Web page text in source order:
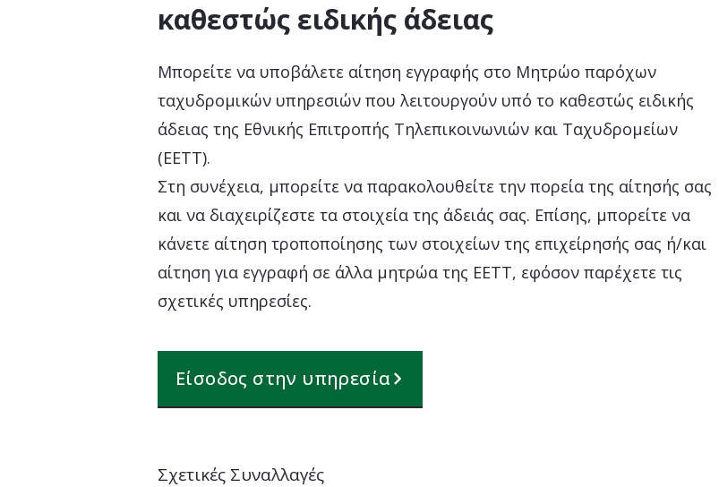
καθεστώς ειδικής άδειας
Μπορείτε να υποβάλετε αίτηση εγγραφής στο Μητρώο παρόχων
ταχυδρομικών υπηρεσιών που λειτουργούν υπό το καθεστώς ειδικής
άδειας της Εθνικής Επιτροπής Τηλεπικοινωνιών και Ταχυδρομείων
(ΕΕΤΤ).
Στη συνέχεια, μπορείτε να παρακολουθείτε την πορεία της αίτησής σας
και να διαχειρίζεστε τα στοιχεία της άδειάς σας. Επίσης, μπορείτε να
κάνετε αίτηση τροποποίησης των στοιχείων της επιχείρησής σας ή/και
αίτηση για εγγραφή σε άλλα μητρώα της ΕΕΤΤ, εφόσον παρέχετε τις
σχετικές υπηρεσίες.
Είσοδος στην υπηρεσία
Σχετικές Συναλλαγές